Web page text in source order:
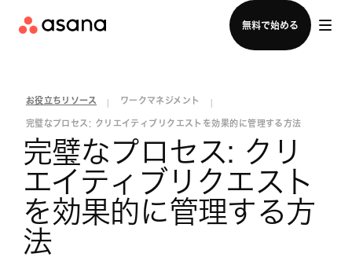
無料で始める
セールスチームに問い合わせる
お役立ちリソース ワークマネジメント
完璧なプロセス: クリエイティブリクエストを効果的に管理する方法
完璧なプロセス: クリ
エイティブリクエスト
を効果的に管理する方
法